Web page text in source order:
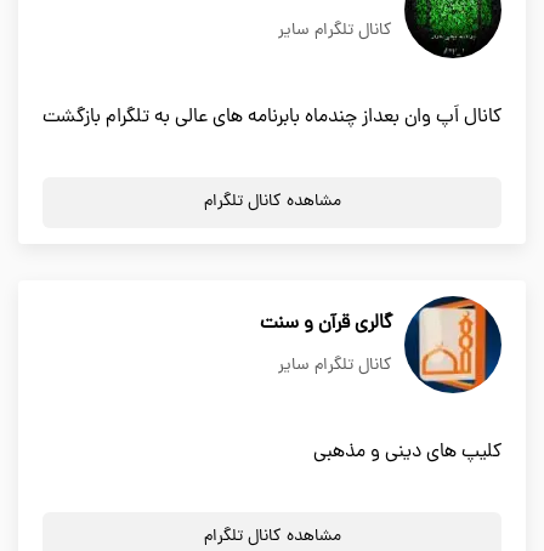
کانال تلگرام سایر
کانال اَپ وان بعداز چندماه بابرنامه های عالی به تلگرام بازگشت
مشاهده کانال تلگرام
گالری قرآن و سنت
کانال تلگرام سایر
کلیپ های دینی و مذهبی
مشاهده کانال تلگرام